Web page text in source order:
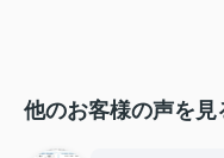
他のお客様の声を見